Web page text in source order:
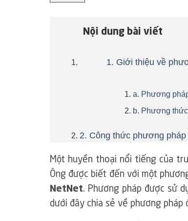
Nội dung bài viết
1. Giới thiệu về
a. Phương
b. Phương
2. Công thức phương
Một huyền thoại nổi tiếng của
Ông được biết đến với một
NetNet. Phương pháp được sử
dưới đây chia sẻ về phương